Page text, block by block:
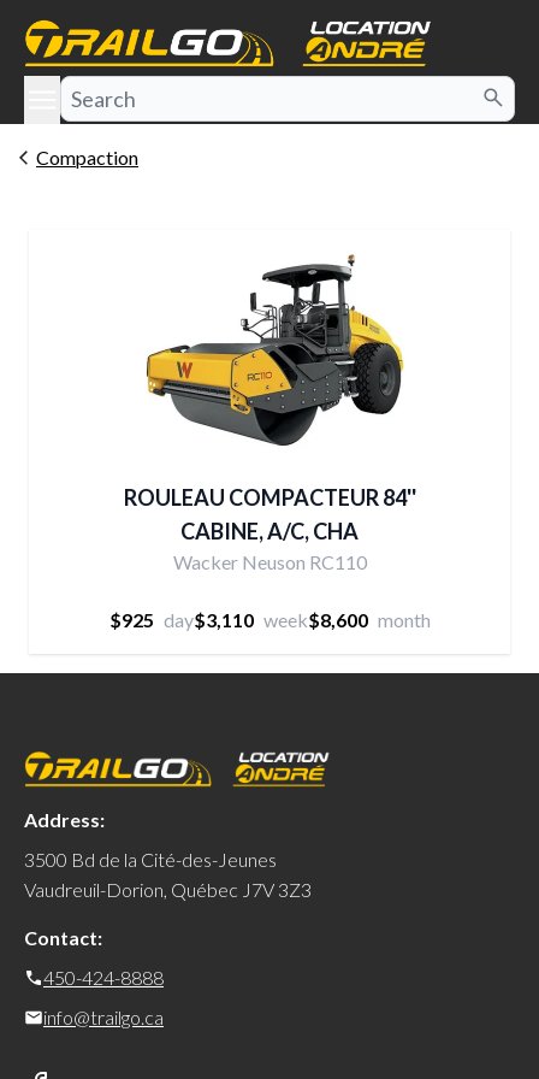
menu
Compaction
ROULEAU COMPACTEUR 84''
CABINE, A/C, CHA
Wacker Neuson RC110
$925 day$3,110 week$8,600 month
Address:
3500 Bd de la Cité-des-Jeunes
Vaudreuil-Dorion, Québec J7V 3Z3
Contact:
450-424-8888
info@trailgo.ca